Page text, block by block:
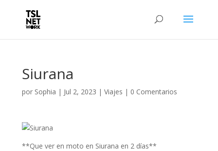
Siurana
por Sophia | Jul 2, 2023 | Viajes | 0 Comentarios
**Que ver en moto en Siurana en 2 días**